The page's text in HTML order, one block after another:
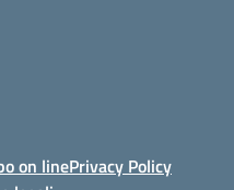
on linePrivacy Policy